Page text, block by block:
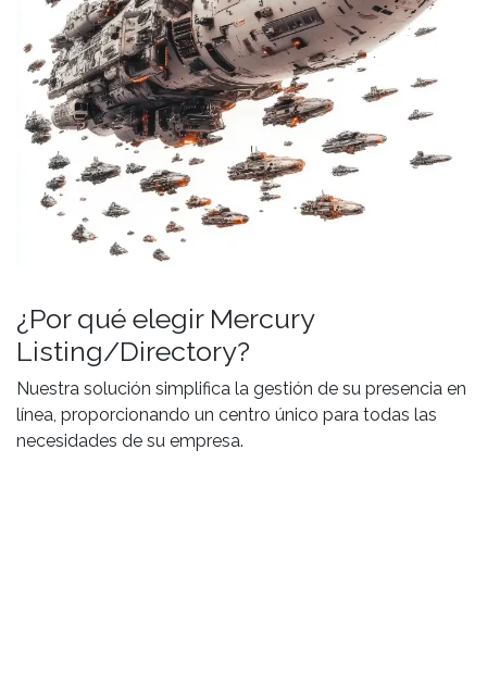
¿Por qué elegir Mercury
Listing/Directory?
Nuestra solución simplifica la gestión de su presencia en
línea, proporcionando un centro único para todas las
necesidades de su empresa.